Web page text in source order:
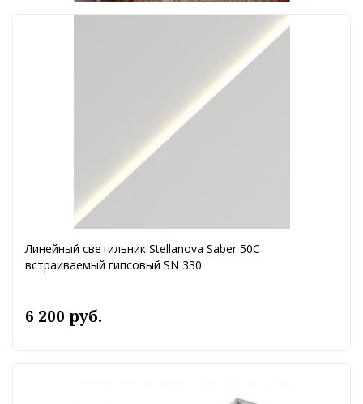
Линейный светильник Stellanova Saber 50C
встраиваемый гипсовый SN 330
6 200 руб.